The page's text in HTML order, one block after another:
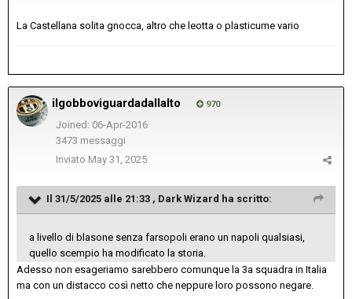
La Castellana solita gnocca, altro che leotta o plasticume vario
ilgobboviguardadallalto 970
Joined: 06-Apr-2016
3473 messaggi
Inviato May 31, 2025
Il 31/5/2025 alle 21:33 , Dark Wizard ha scritto:
a livello di blasone senza farsopoli erano un napoli qualsiasi,
quello scempio ha modificato la storia.
Adesso non esageriamo sarebbero comunque la 3a squadra in Italia
ma con un distacco così netto che neppure loro possono negare.